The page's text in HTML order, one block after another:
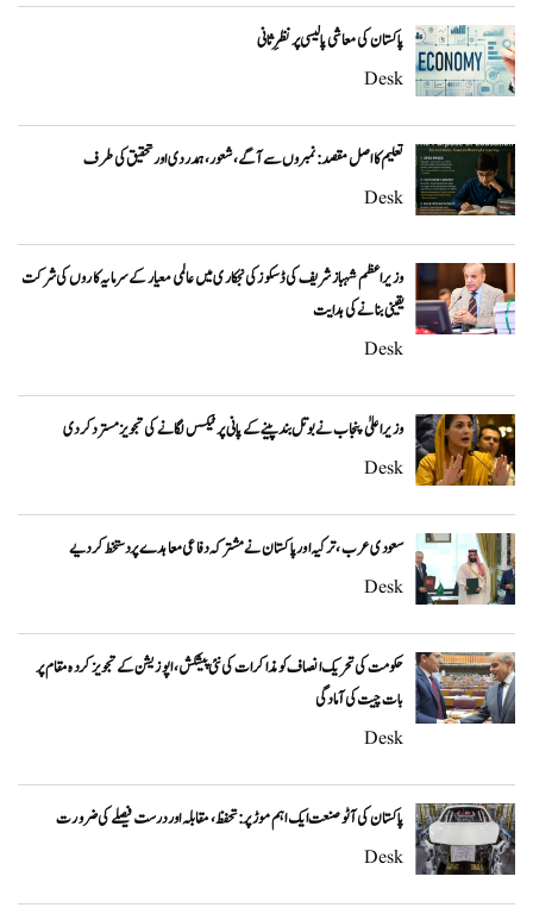
پاکستان کی معاشی پالیسی پر نظرِ ثانی
Desk
تعلیم کا اصل مقصد: نمبروں سے آگے، شعور، ہمدردی اور تحقیق کی طرف
Desk
وزیراعظم شہباز شریف کی ڈسکوز کی نجکاری میں عالمی معیار کے سرمایہ کاروں کی شرکت
یقینی بنانے کی ہدایت
Desk
وزیراعلیٰ پنجاب نے بوتل بند پینے کے پانی پر ٹیکس لگانے کی تجویز مسترد کر دی
Desk
سعودی عرب، ترکیہ اور پاکستان نے مشترکہ دفاعی معاہدے پر دستخط کر دیے
Desk
حکومت کی تحریک انصاف کو مذاکرات کی نئی پیشکش، اپوزیشن کے تجویز کردہ مقام پر
بات چیت کی آمادگی
Desk
پاکستان کی آٹو صنعت ایک اہم موڑ پر: تحفظ، مقابلہ اور درست فیصلے کی ضرورت
Desk